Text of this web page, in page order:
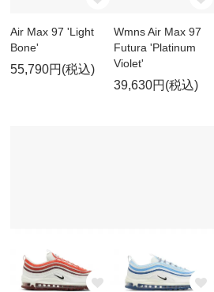
Air Max 97 'Light
Bone'
55,790円(税込)
Wmns Air Max 97
Futura 'Platinum
Violet'
39,630円(税込)